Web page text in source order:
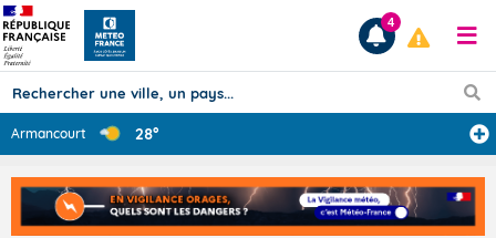
Prévisions
TOUS LES RÉSULTATS
4
Armancourt 28°